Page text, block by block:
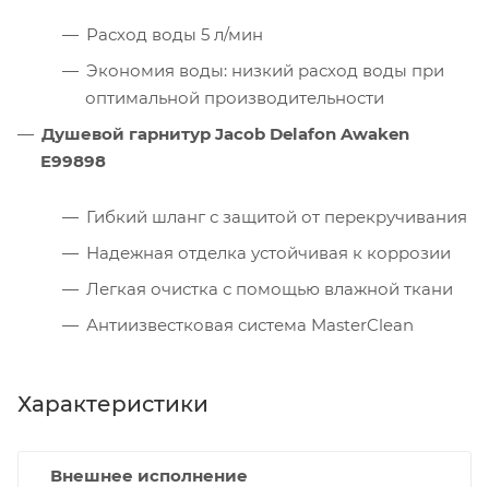
Расход воды 5 л/мин
Экономия воды: низкий расход воды при
оптимальной производительности
Душевой гарнитур Jacob Delafon Awaken
E99898
Гибкий шланг с защитой от перекручивания
Надежная отделка устойчивая к коррозии
Легкая очистка с помощью влажной ткани
Антиизвестковая система MasterClean
Характеристики
Внешнее исполнение